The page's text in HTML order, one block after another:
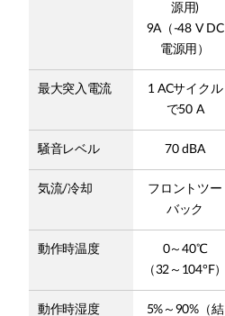
源用)
9A（-48 V DC
電源用）
最大突入電流
1 ACサイクル
で50 A
騒音レベル 70 dBA
気流/冷却
フロントツー
バック
動作時温度
0～40℃
（32～104°F）
動作時湿度 5%～90%（結